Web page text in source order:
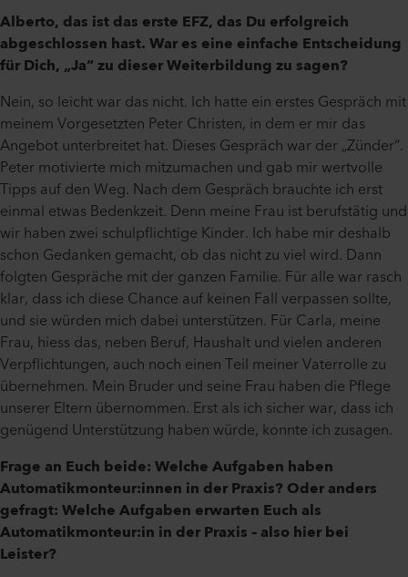
Alberto, das ist das erste EFZ, das Du erfolgreich
abgeschlossen hast. War es eine einfache Entscheidung
für Dich, „Ja“ zu dieser Weiterbildung zu sagen?
Nein, so leicht war das nicht. Ich hatte ein erstes Gespräch mit
meinem Vorgesetzten Peter Christen, in dem er mir das
Angebot unterbreitet hat. Dieses Gespräch war der „Zünder“.
Peter motivierte mich mitzumachen und gab mir wertvolle
Tipps auf den Weg. Nach dem Gespräch brauchte ich erst
einmal etwas Bedenkzeit. Denn meine Frau ist berufstätig und
wir haben zwei schulpflichtige Kinder. Ich habe mir deshalb
schon Gedanken gemacht, ob das nicht zu viel wird. Dann
folgten Gespräche mit der ganzen Familie. Für alle war rasch
klar, dass ich diese Chance auf keinen Fall verpassen sollte,
und sie würden mich dabei unterstützen. Für Carla, meine
Frau, hiess das, neben Beruf, Haushalt und vielen anderen
Verpflichtungen, auch noch einen Teil meiner Vaterrolle zu
übernehmen. Mein Bruder und seine Frau haben die Pflege
unserer Eltern übernommen. Erst als ich sicher war, dass ich
genügend Unterstützung haben würde, konnte ich zusagen.
Frage an Euch beide: Welche Aufgaben haben
Automatikmonteur:innen in der Praxis? Oder anders
gefragt: Welche Aufgaben erwarten Euch als
Automatikmonteur:in in der Praxis – also hier bei
Leister?